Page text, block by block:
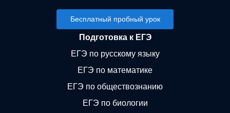
Бесплатный пробный урок
Подготовка к ЕГЭ
ЕГЭ по русскому языку
ЕГЭ по математике
ЕГЭ по обществознанию
ЕГЭ по биологии